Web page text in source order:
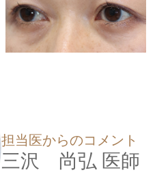
担当医からのコメント
三沢 尚弘 医師